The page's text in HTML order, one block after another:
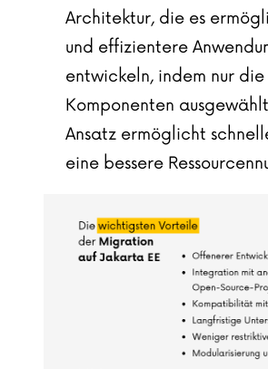
Architektur, die es
und effizientere
entwickeln, indem nur
Komponenten
Ansatz ermöglicht
eine bessere